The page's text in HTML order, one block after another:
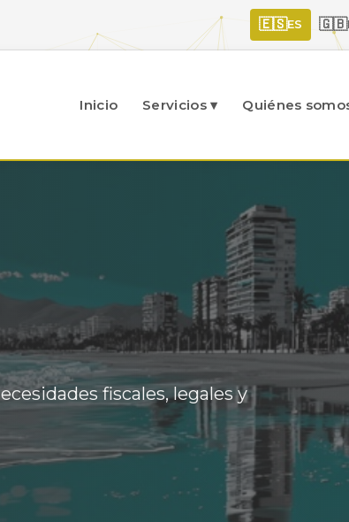
🇪🇸ES 🇬🇧
Inicio Servicios ▾ Quiénes
fiscales, legales y